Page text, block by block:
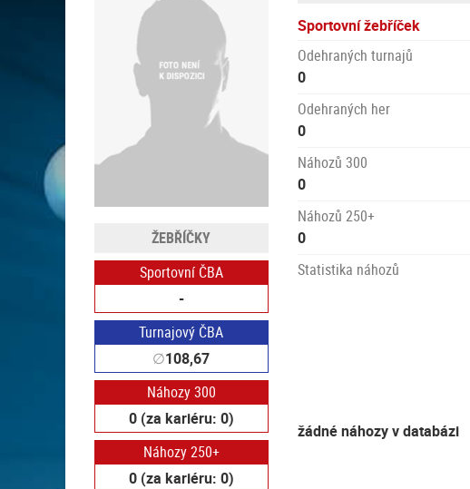
ŽEBŘÍČKY
Sportovní ČBA
-
Turnajový ČBA
∅108,67
Náhozy 300
0 (za kariéru: 0)
Náhozy 250+
0 (za kariéru: 0)
Sportovní žebříček
Odehraných turnajů
0
Odehraných her
0
Náhozů 300
0
Náhozů 250+
0
Statistika náhozů
žádné náhozy v databázi